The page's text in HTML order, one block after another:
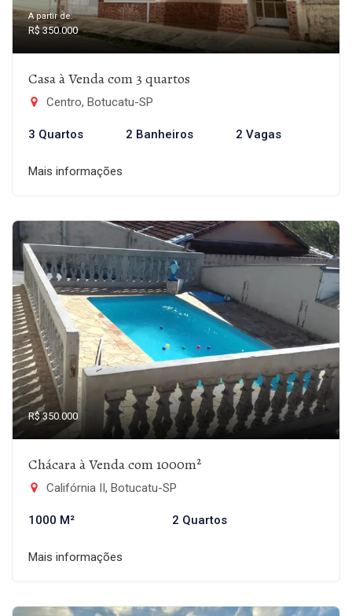
A partir de:
R$ 350.000
Casa à Venda com 3 quartos
Centro, Botucatu-SP
3 Quartos 2 Banheiros 2 Vagas
Mais informações
R$ 350.000
Chácara à Venda com 1000m²
Califórnia II, Botucatu-SP
1000 M² 2 Quartos
Mais informações